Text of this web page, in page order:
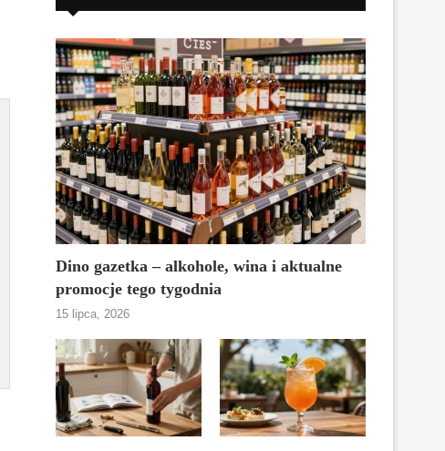
Dino gazetka – alkohole, wina i aktualne
promocje tego tygodnia
15 lipca, 2026